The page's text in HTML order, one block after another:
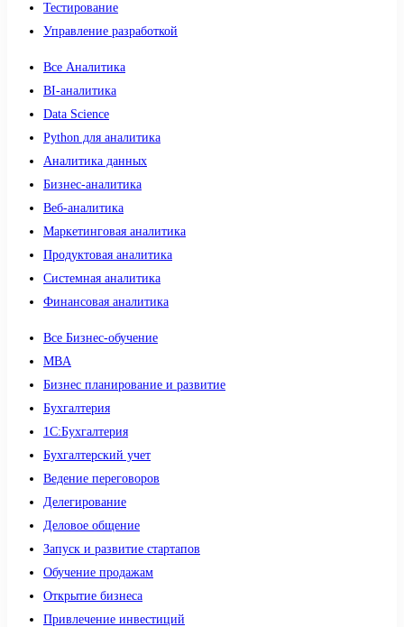
Тестирование
Управление разработкой
Все Аналитика
BI-аналитика
Data Science
Python для аналитика
Аналитика данных
Бизнес-аналитика
Веб-аналитика
Маркетинговая аналитика
Продуктовая аналитика
Системная аналитика
Финансовая аналитика
Все Бизнес-обучение
MBA
Бизнес планирование и развитие
Бухгалтерия
1C:Бухгалтерия
Бухгалтерский учет
Ведение переговоров
Делегирование
Деловое общение
Запуск и развитие стартапов
Обучение продажам
Открытие бизнеса
Привлечение инвестиций